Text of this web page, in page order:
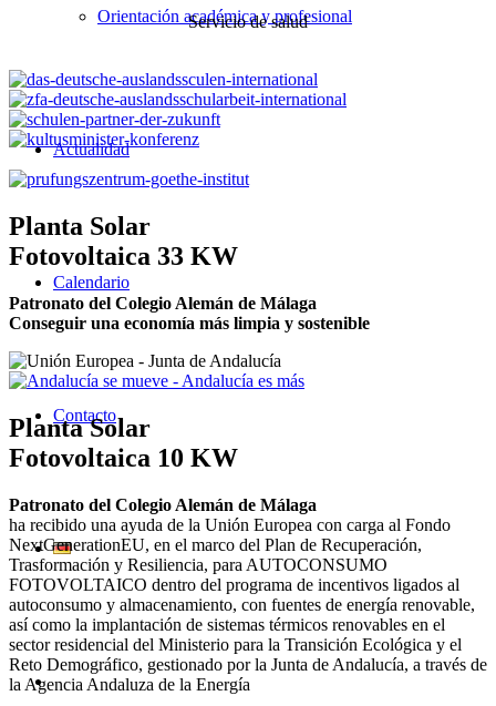
Orientación académica y profesional
Actualidad
Calendario
Contacto
Buscar
Servicio de salud
Planta Solar
Fotovoltaica 33 KW
Patronato del Colegio Alemán de Málaga
Conseguir una economía más limpia y sostenible
Planta Solar
Fotovoltaica 10 KW
Patronato del Colegio Alemán de Málaga
ha recibido una ayuda de la Unión Europea con carga al Fondo
NextGenerationEU, en el marco del Plan de Recuperación,
Trasformación y Resiliencia, para AUTOCONSUMO
FOTOVOLTAICO dentro del programa de incentivos ligados al
autoconsumo y almacenamiento, con fuentes de energía renovable,
así como la implantación de sistemas térmicos renovables en el
sector residencial del Ministerio para la Transición Ecológica y el
Reto Demográfico, gestionado por la Junta de Andalucía, a través de
la Agencia Andaluza de la Energía